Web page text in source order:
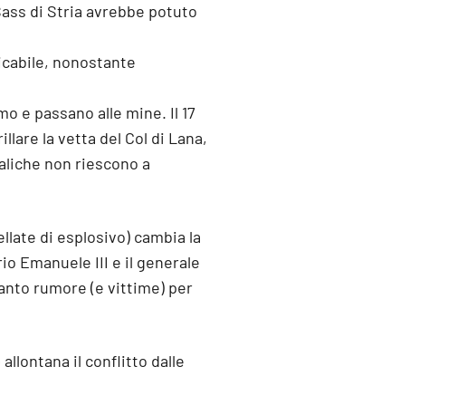
di Stria avrebbe potuto
nonostante
e passano alle mine. Il 17
la vetta del Col di Lana,
non riescono a
di esplosivo) cambia la
Emanuele III e il generale
rumore (e vittime) per
allontana il conflitto dalle